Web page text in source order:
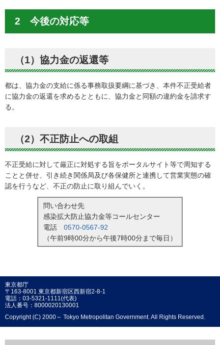
2 今後の対応等
（1）協力金の返還等
都は、協力金の支給に係る事務取扱要綱に基づき、本件不正受給者
に協力金の返還を求めるとともに、協力金と同額の違約金を請求す
る。
（2）不正防止への取組
不正受給に対して厳正に対処する旨をポータルサイト等で周知する
ことと併せ、引き続き関係局及び各保健所と連携して営業実態の確
認を行うなど、不正の防止に取り組んでいく。
問い合わせ先
感染拡大防止協力金等コールセンター
電話 0570-0567-92
（午前9時00分から午後7時00分まで毎日）
東京都庁
〒163-8001 東京都新宿区西新宿2-8-1
電話：03-5321-1111(代表)
法人番号：8000020130001
Copyright (C) 2000～ Tokyo Metropolitan Government. All Rights Reserved.